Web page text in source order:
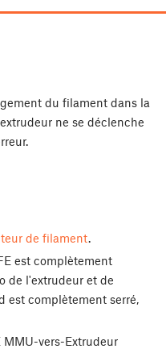
du filament dans la
ne se déclenche
de filament
est complètement
de l'extrudeur et de
est complètement serré,
MMU-vers-Extrudeur